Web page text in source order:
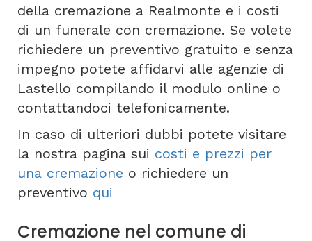
della cremazione a Realmonte e i costi
di un funerale con cremazione. Se volete
richiedere un preventivo gratuito e senza
impegno potete affidarvi alle agenzie di
Lastello compilando il modulo online o
contattandoci telefonicamente.
In caso di ulteriori dubbi potete visitare
la nostra pagina sui costi e prezzi per
una cremazione o richiedere un
preventivo qui
Cremazione nel comune di